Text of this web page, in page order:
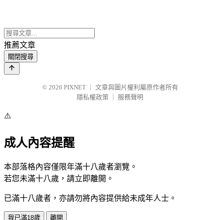
推薦文章
關閉搜尋
© 2026 PIXNET
文章與圖片權利屬原作者所有
隱私權政策
服務聲明
⚠️
成人內容提醒
本部落格內容僅限年滿十八歲者瀏覽。
若您未滿十八歲，請立即離開。
已滿十八歲者，亦請勿將內容提供給未成年人士。
我已滿18歲 離開